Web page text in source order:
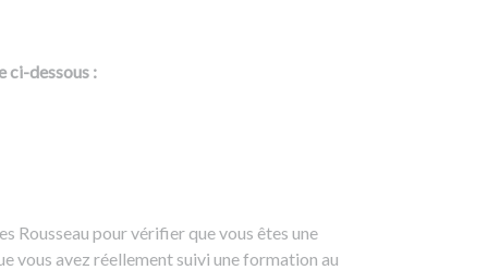
ci-dessous :
Rousseau pour vérifier que vous êtes une
vous avez réellement suivi une formation au